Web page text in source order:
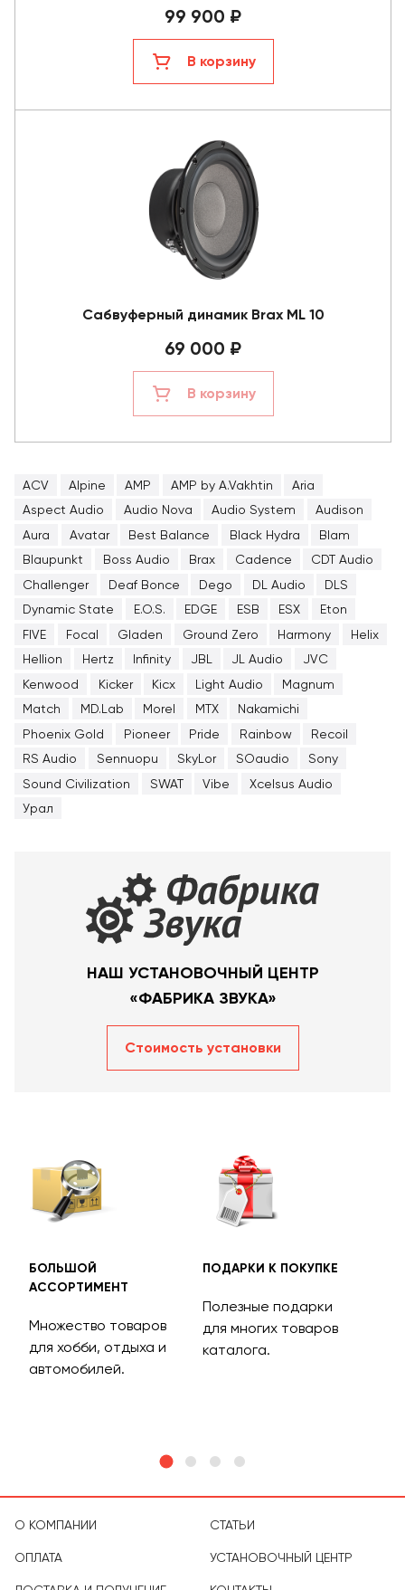
99 900 ₽
В корзину
Сабвуферный динамик Brax ML 10
69 000 ₽
В корзину
ACV Alpine AMP AMP by A.Vakhtin
Aria
Aspect Audio
Audio Nova Audio System
Audison
Aura
Avatar Best Balance Black Hydra
Blam
Blaupunkt
Boss Audio Brax Cadence
CDT Audio
Challenger
Deaf Bonce Dego DL Audio
DLS
Dynamic State
E.O.S. EDGE ESB ESX
Eton
FIVE
Focal Gladen Ground Zero Harmony
Helix
Hellion
Hertz Infinity JBL JL Audio
JVC
Kenwood
Kicker Kicx Light Audio
Magnum
Match
MD.Lab Morel MTX
Nakamichi
Phoenix Gold
Pioneer Pride Rainbow
Recoil
RS Audio
Sennuopu SkyLor SOaudio
Sony
Sound Civilization
SWAT Vibe
Xcelsus Audio
Урал
НАШ УСТАНОВОЧНЫЙ ЦЕНТР
«ФАБРИКА ЗВУКА»
Стоимость уcтановки
БОЛЬШОЙ
АССОРТИМЕНТ
Множество товаров
для хобби, отдыха и
автомобилей.
ПОДАРКИ К ПОКУПКЕ
Полезные подарки
для многих товаров
каталога.
О КОМПАНИИ
ОПЛАТА
СТАТЬИ
УСТАНОВОЧНЫЙ ЦЕНТР